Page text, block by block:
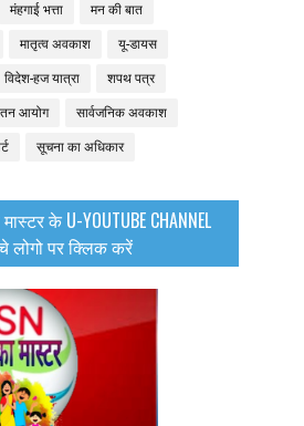
मंहगाई भत्ता मन की बात
मातृत्व अवकाश यू-डायस
विदेश-हज यात्रा शपथ पत्र
आयोग सार्वजनिक अवकाश
सूचना का अधिकार
के U-YOUTUBE CHANNEL
लोगो पर क्लिक करें